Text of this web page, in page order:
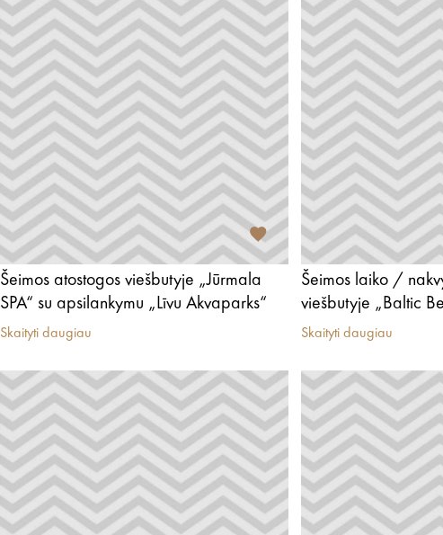
Šeimos atostogos viešbutyje „Jūrmala
SPA“ su apsilankymu „Līvu Akvaparks“
Skaityti daugiau
Šeimos laiko /
viešbutyje „Baltic
Skaityti daugiau